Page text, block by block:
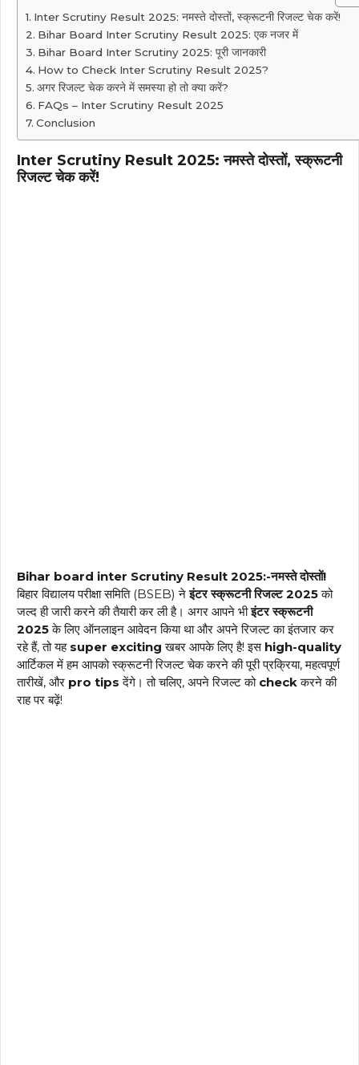
Inter Scrutiny Result 2025: नमस्ते दोस्तों, स्क्रूटनी रिजल्ट चेक करें!
Bihar Board Inter Scrutiny Result 2025: एक नजर में
Bihar Board Inter Scrutiny 2025: पूरी जानकारी
How to Check Inter Scrutiny Result 2025?
अगर रिजल्ट चेक करने में समस्या हो तो क्या करें?
FAQs – Inter Scrutiny Result 2025
Conclusion
Inter Scrutiny Result 2025: नमस्ते दोस्तों, स्क्रूटनी
रिजल्ट चेक करें!
Bihar board inter Scrutiny Result 2025:-नमस्ते दोस्तों!
बिहार विद्यालय परीक्षा समिति (BSEB) नेइंटर स्क्रूटनी रिजल्ट 2025को
जल्द ही जारी करने की तैयारी कर ली है। अगर आपने भीइंटर स्क्रूटनी
2025के लिए ऑनलाइन आवेदन किया था और अपने रिजल्ट का इंतजार कर
रहे हैं, तो यह super exciting खबर आपके लिए है! इस high-quality
आर्टिकल में हम आपको स्क्रूटनी रिजल्ट चेक करने की पूरी प्रक्रिया, महत्वपूर्ण
तारीखें, और pro tips देंगे। तो चलिए, अपने रिजल्ट को checkकरने की
राह पर बढ़ें!